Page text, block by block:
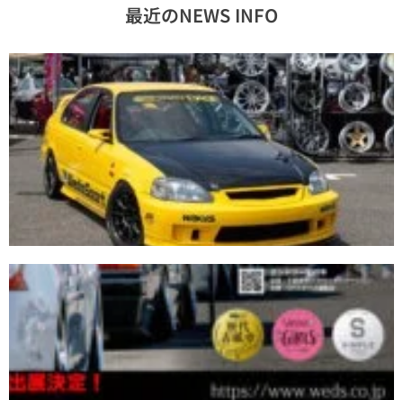
最近のNEWS INFO